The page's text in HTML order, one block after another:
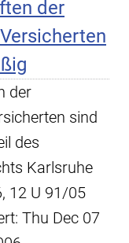
der
der
sind
des
Karlsruhe
12 U 91/05
Thu Dec 07